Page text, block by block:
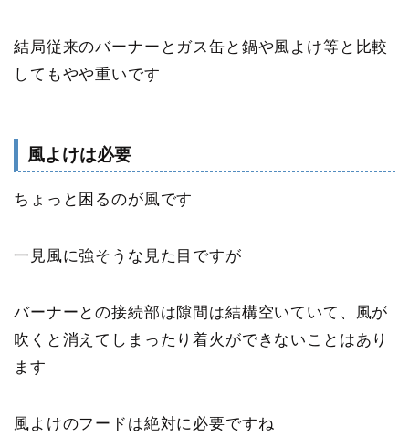
結局従来のバーナーとガス缶と鍋や風よけ等と比較
してもやや重いです
風よけは必要
ちょっと困るのが風です
一見風に強そうな見た目ですが
バーナーとの接続部は隙間は結構空いていて、風が
吹くと消えてしまったり着火ができないことはあり
ます
風よけのフードは絶対に必要ですね